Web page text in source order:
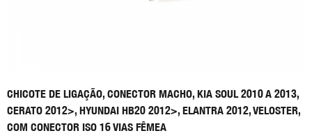
CHICOTE DE LIGAÇÃO, CONECTOR MACHO, KIA SOUL 2010 A 2013,
CERATO 2012>, HYUNDAI HB20 2012>, ELANTRA 2012, VELOSTER,
COM CONECTOR ISO 16 VIAS FÊMEA